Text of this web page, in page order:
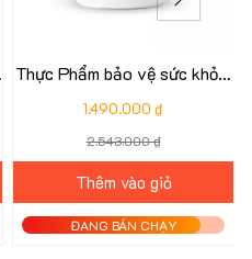
Thực Phẩm bảo vệ sức khỏe:
Marine Omega
1.490.000 ₫
2.543.000 ₫
Thêm vào giỏ
ĐANG BÁN CHẠY